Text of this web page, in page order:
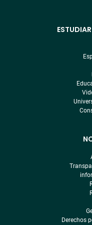
Derechos